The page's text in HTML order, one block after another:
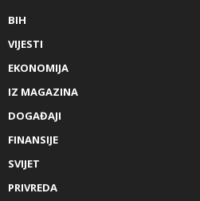
BIH
VIJESTI
EKONOMIJA
IZ MAGAZINA
DOGAĐAJI
FINANSIJE
SVIJET
PRIVREDA